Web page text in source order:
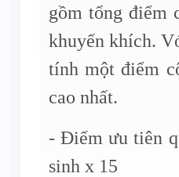
gồm tổng điểm
khuyến khích.
tính một điểm
cao nhất.
- Điểm ưu tiên
sinh x 15